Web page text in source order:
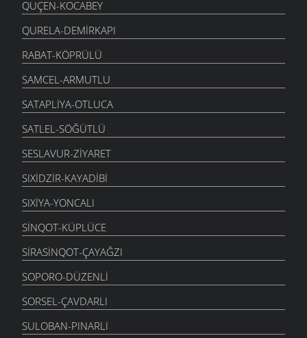
QUÇEN-KOCABEY
QURELA-DEMIRKAPI
RABAT-KÖPRÜLÜ
SAMCEL-ARMUTLU
SATAPLIYA-OTLUCA
SATLEL-SÖĞÜTLÜ
SESLAVUR-ZIYARET
SIXIDZIR-KAYADIBI
SIXIYA-YONCALI
SINQOT-KÜPLÜCE
SIRASINQOT-ÇAYAĞZI
SOPORO-DÜZENLI
SORSEL-ÇAVDARLI
SULOBAN-PINARLI